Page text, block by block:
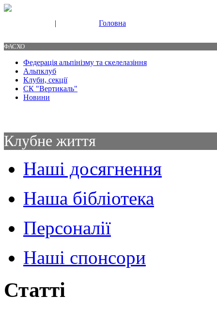
| Головна
ФАСХО
Федерація альпінізму та скелелазіння
Альпклуб
Клуби, секції
СК "Вертикаль"
Новини
Клубне життя
Наші досягнення
Наша бібліотека
Персоналії
Наші спонсори
Статті